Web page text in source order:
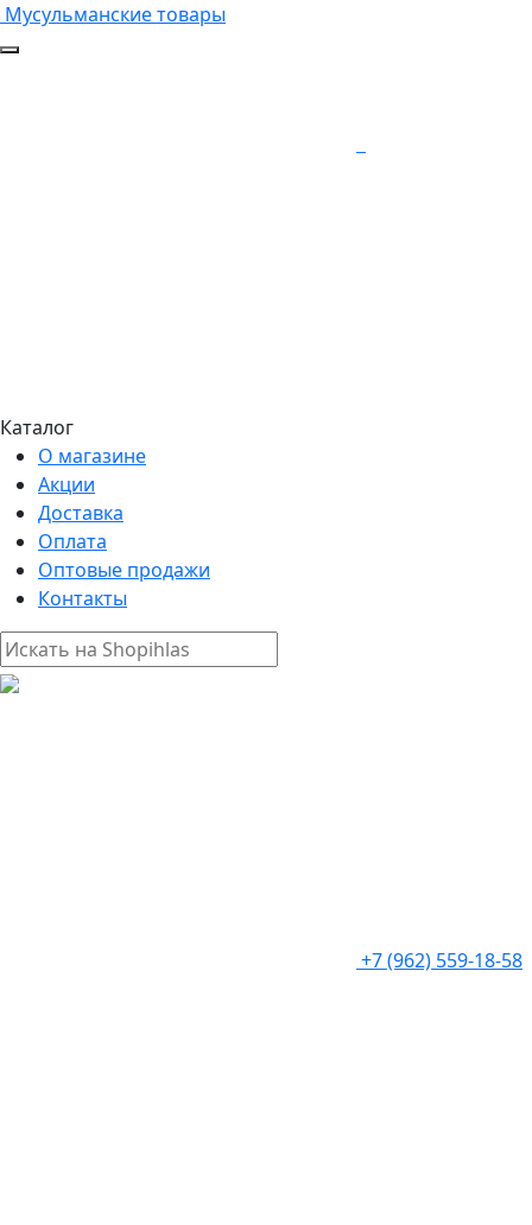
Мусульманские товары
Каталог
О магазине
Акции
Доставка
Оплата
Оптовые продажи
Контакты
+7 (962) 559-18-58